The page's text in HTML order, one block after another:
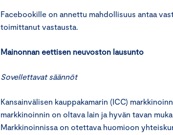
Facebookille on annettu mahdollisuus antaa
toimittanut vastausta.
Mainonnan eettisen neuvoston lausunto
Sovellettavat säännöt
Kansainvälisen kauppakamarin (ICC)
markkinoinnin on oltava lain ja hyvän tavan
Markkinoinnissa on otettava huomioon